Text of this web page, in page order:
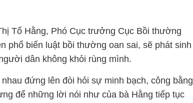
Tố Hằng, Phó Cục trưởng Cục Bồi thường
phổ biến luật bồi thường oan sai, sẽ phát sinh
dân không khỏi rùng mình.
đứng lên đòi hỏi sự minh bạch, công bằng
để những lời nói như của bà Hằng tiếp tục